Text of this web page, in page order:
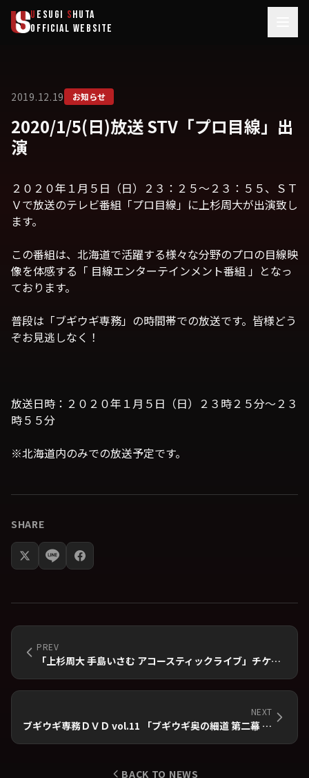
メインコンテンツへスキップ
U ESUGI SHUTA
OFFICIAL WEBSITE
2019.12.19 お知らせ
2020/1/5(日)放送 STV「プロ目線」出
演
２０２０年１月５日（日）２３：２５～２３：５５、ＳＴ
Ｖで放送のテレビ番組「プロ目線」に上杉周大が出演致し
ます。
この番組は、北海道で活躍する様々な分野のプロの目線映
像を体感する「 目線エンターテインメント番組 」となっ
ております。
普段は「ブギウギ専務」の時間帯での放送です。皆様どう
ぞお見逃しなく！
放送日時：２０２０年１月５日（日）２３時２５分～２３
時５５分
※北海道内のみでの放送予定です。
SHARE
PREV
「上杉周大 手島いさむ アコースティックライブ」チケット追加発売のお知らせ
NEXT
ブギウギ専務ＤＶＤ vol.11 「ブギウギ奥の細道 第二幕 」～とかち帯広の章～ 発売のお知らせ
BACK TO NEWS